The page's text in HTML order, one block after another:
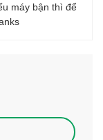
máy bận thì để